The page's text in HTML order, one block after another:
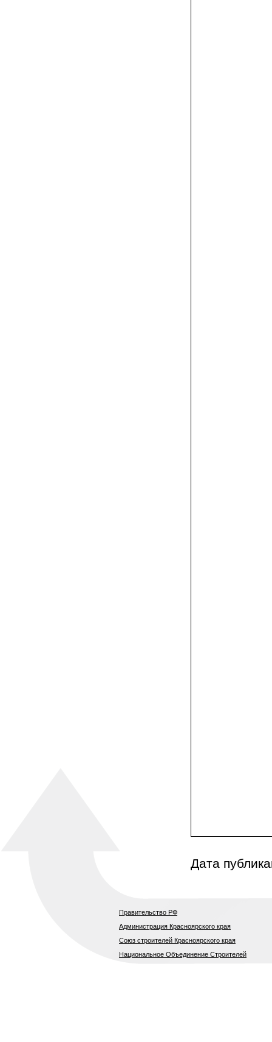
Дата
Правительство РФ
Администрация Красноярского края
Союз строителей Красноярского края
Национальное Объединение Строителей